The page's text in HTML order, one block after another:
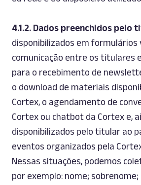
4.1.2. Dados preenchidos pelo
disponibilizados em formulários
comunicação entre os titulares
para o recebimento de
o download de materiais
Cortex, o agendamento de
Cortex ou chatbot da Cortex e,
disponibilizados pelo titular ao
eventos organizados pela
Nessas situações, podemos
por exemplo: nome;